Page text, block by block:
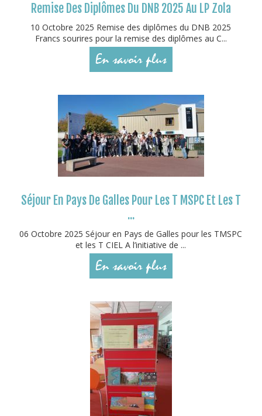
Remise Des Diplômes Du DNB 2025 Au LP Zola
10 Octobre 2025 Remise des diplômes du DNB 2025
Francs sourires pour la remise des diplômes au C...
En savoir plus
Séjour En Pays De Galles Pour Les T MSPC Et Les T
...
06 Octobre 2025 Séjour en Pays de Galles pour les TMSPC
et les T CIEL A l’initiative de ...
En savoir plus